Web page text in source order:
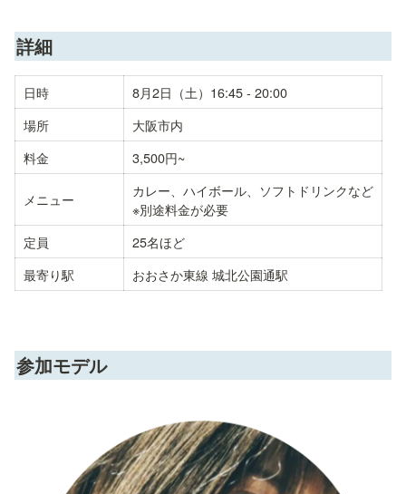
詳細
日時
8月2日（土）16:45 - 20:00
場所
大阪市内
料金
3,500円~
メニュー
カレー、ハイボール、ソフトドリンクなど
※別途料金が必要
定員
25名ほど
最寄り駅
おおさか東線 城北公園通駅
参加モデル